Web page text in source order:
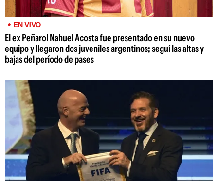
EN VIVO
El ex Peñarol Nahuel Acosta fue presentado en su nuevo
equipo y llegaron dos juveniles argentinos; seguí las altas y
bajas del período de pases